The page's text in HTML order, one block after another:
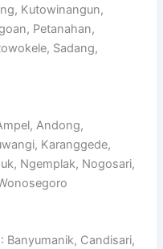
Kutowinangun,
Petanahan,
Sadang,
Andong,
Karanggede,
Ngemplak, Nogosari,
Banyumanik, Candisari,